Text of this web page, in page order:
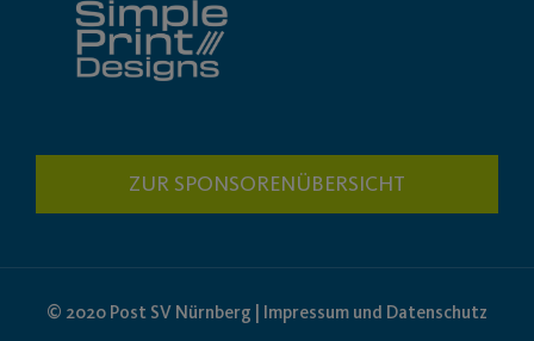
ZUR SPONSORENÜBERSICHT
© 2020 Post SV Nürnberg | Impressum und Datenschutz